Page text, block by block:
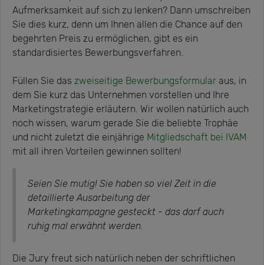
Aufmerksamkeit auf sich zu lenken? Dann umschreiben
Sie dies kurz, denn um Ihnen allen die Chance auf den
begehrten Preis zu ermöglichen, gibt es ein
standardisiertes Bewerbungsverfahren.
Füllen Sie das zweiseitige Bewerbungsformular aus, in
dem Sie kurz das Unternehmen vorstellen und Ihre
Marketingstrategie erläutern. Wir wollen natürlich auch
noch wissen, warum gerade Sie die beliebte Trophäe
und nicht zuletzt die einjährige Mitgliedschaft bei IVAM
mit all ihren Vorteilen gewinnen sollten!
Seien Sie mutig! Sie haben so viel Zeit in die
detaillierte Ausarbeitung der
Marketingkampagne gesteckt - das darf auch
ruhig mal erwähnt werden.
Die Jury freut sich natürlich neben der schriftlichen